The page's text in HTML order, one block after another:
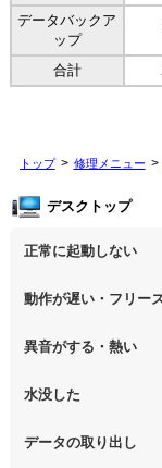
データバックア
ップ
合計
トップ 修理メニュー
デスクトップ
正常に起動しない
【デスクトップPC】
【デスクトップPC】
動作が遅い・フリー
【デスクトップPC】
異音がする・熱い
【デスクトップPC】
水没した
【デスクトップPC】
データの取り出し